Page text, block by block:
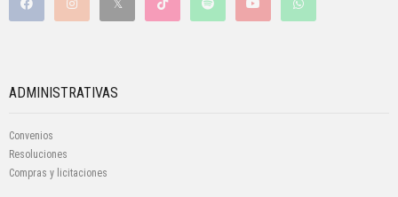
ADMINISTRATIVAS
Convenios
Resoluciones
Compras y licitaciones